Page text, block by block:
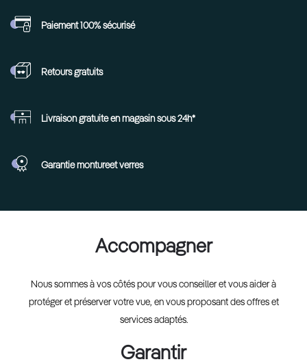
Paiement 100%sécurisé
Retoursgratuits
Livraison gratuite en magasin sous 24h*
Garantie montureet verres
Accompagner
Nous sommes à vos côtés pour vous conseiller et vous aider à
protéger et préserver votre vue, en vous proposant des offres et
services adaptés.
Garantir